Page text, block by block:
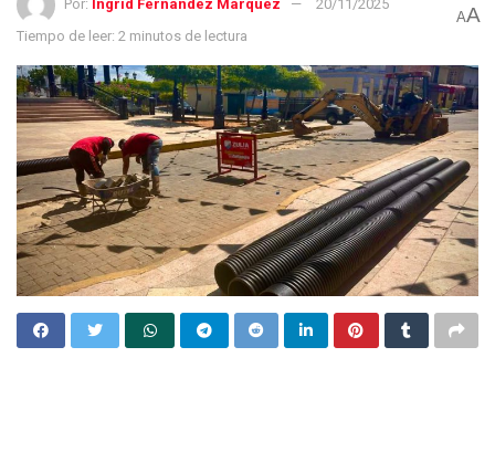
Por: Ingrid Fernández Márquez
20/11/2025
Tiempo de leer: 2 minutos de lectura
AA